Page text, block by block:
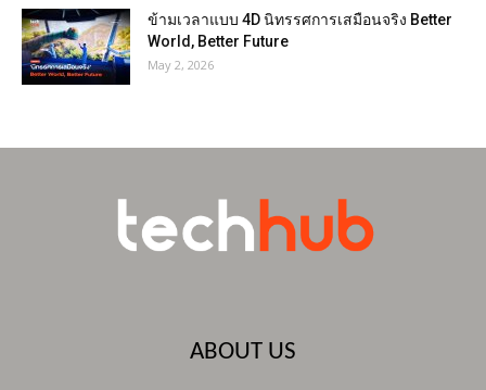
ข้ามเวลาแบบ 4D นิทรรศการเสมือนจริง Better
World, Better Future
May 2, 2026
ABOUT US